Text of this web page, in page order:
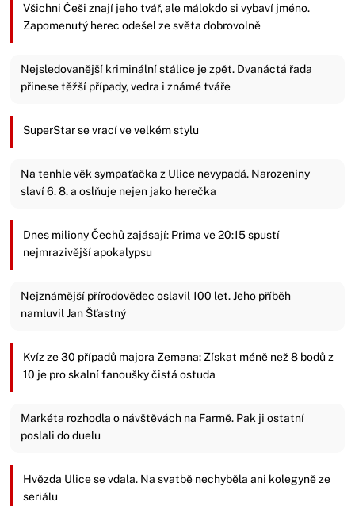
Všichni Češi znají jeho tvář, ale málokdo si vybaví jméno.
Zapomenutý herec odešel ze světa dobrovolně
Nejsledovanější kriminální stálice je zpět. Dvanáctá řada
přinese těžší případy, vedra i známé tváře
SuperStar se vrací ve velkém stylu
Na tenhle věk sympaťačka z Ulice nevypadá. Narozeniny
slaví 6. 8. a oslňuje nejen jako herečka
Dnes miliony Čechů zajásají: Prima ve 20:15 spustí
nejmrazivější apokalypsu
Nejznámější přírodovědec oslavil 100 let. Jeho příběh
namluvil Jan Šťastný
Kvíz ze 30 případů majora Zemana: Získat méně než 8 bodů z
10 je pro skalní fanoušky čistá ostuda
Markéta rozhodla o návštěvách na Farmě. Pak ji ostatní
poslali do duelu
Hvězda Ulice se vdala. Na svatbě nechyběla ani kolegyně ze
seriálu